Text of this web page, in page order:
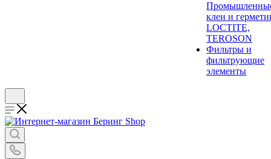
клеи и
LOCTITE,
TEROSON
Фильтры и
фильтрующие
элементы